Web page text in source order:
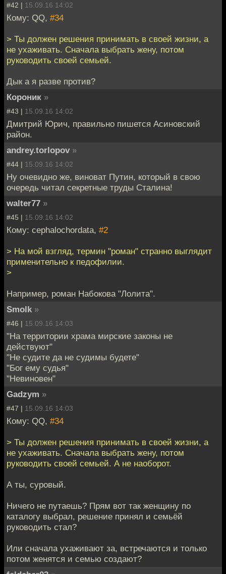
#42 | 15.09.16 14:02
Кому: QQ, #34
> Ты должен решения принимать в своей жизни, а
не ухаживать. Сначала выбрать жену, потом
руководить своей семьей.
Дык а я разве против?
Короник »
#43 | 15.09.16 14:02
Дмитрий Юрич, правильно пишется Асиновский
район.
andrey.torlopov »
#44 | 15.09.16 14:02
Ну очевидно же, виноват Путин, который в свою
очередь читал секретные труды Сталина!
walter77 »
#45 | 15.09.16 14:02
Кому: cephalochordata, #2
> На мой взгляд, термин "роман" странно выглядит
применительно к педофилии.
>
Например, роман Набокова "Лолита".
Smolk »
#46 | 15.09.16 14:03
"На территории храма мирские законы не
действуют"
"Не судите да не судимы будете"
"Бог ему судья"
"Невиновен"
Gadzym »
#47 | 15.09.16 14:03
Кому: QQ, #34
> Ты должен решения принимать в своей жизни, а
не ухаживать. Сначала выбрать жену, потом
руководить своей семьей. А не наоборот.
А ты, суровый.
Ничего не путаешь? Прям вот так женщину по
каталогу выбрал, решение принял и семьёй
руководить стал?
Или сначала ухаживают за, встречаются и только
потом женятся и семью создают?